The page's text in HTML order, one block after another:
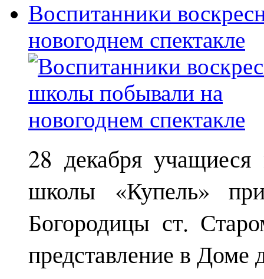
Воспитанники
новогоднем спектакле
28 декабря
школы «Купель»
Богородицы ст.
представление в Доме